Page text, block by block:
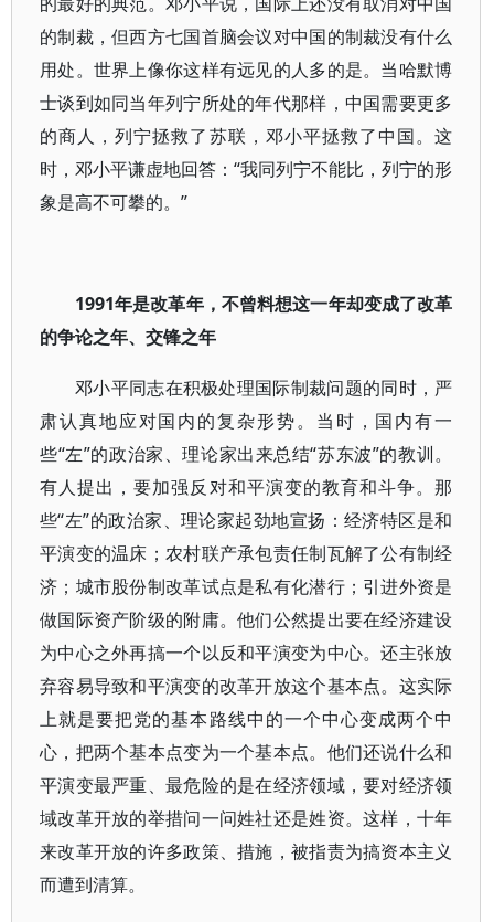
的制裁，但西方七国首脑会议对中国的制裁没有什么
用处。世界上像你这样有远见的人多的是。当哈默博
士谈到如同当年列宁所处的年代那样，中国需要更多
的商人，列宁拯救了苏联，邓小平拯救了中国。这
时，邓小平谦虚地回答：“我同列宁不能比，列宁的形
象是高不可攀的。”
1991年是改革年，不曾料想这一年却变成了改革
的争论之年、交锋之年
邓小平同志在积极处理国际制裁问题的同时，严
肃认真地应对国内的复杂形势。当时，国内有一
些“左”的政治家、理论家出来总结“苏东波”的教训。
有人提出，要加强反对和平演变的教育和斗争。那
些“左”的政治家、理论家起劲地宣扬：经济特区是和
平演变的温床；农村联产承包责任制瓦解了公有制经
济；城市股份制改革试点是私有化潜行；引进外资是
做国际资产阶级的附庸。他们公然提出要在经济建设
为中心之外再搞一个以反和平演变为中心。还主张放
弃容易导致和平演变的改革开放这个基本点。这实际
上就是要把党的基本路线中的一个中心变成两个中
心，把两个基本点变为一个基本点。他们还说什么和
平演变最严重、最危险的是在经济领域，要对经济领
域改革开放的举措问一问姓社还是姓资。这样，十年
来改革开放的许多政策、措施，被指责为搞资本主义
而遭到清算。